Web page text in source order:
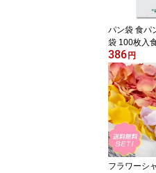
量 コンパク
手軽 簡単
グ
パン袋 食パ
袋 100枚入
厚0.025×幅
高310mm
O 【※二つ
でネコポス
386 円
フラワーシ